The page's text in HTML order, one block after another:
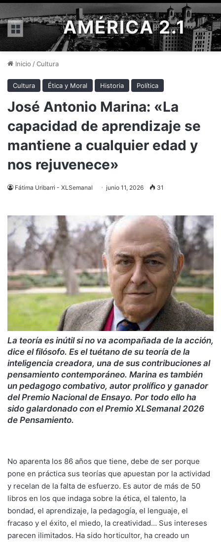
Menú AMÉRICA 2.1
Inicio /Cultura
Cultura Ética y Moral Historia Política
José Antonio Marina: «La
capacidad de aprendizaje se
mantiene a cualquier edad y
nos rejuvenece»
Fátima Uribarri - XLSemanal junio 11, 2026 31
La teoría es inútil si no va acompañada de la acción,
dice el filósofo. Es el tuétano de su teoría de la
inteligencia creadora, una de sus contribuciones al
pensamiento contemporáneo. Marina es también
un pedagogo combativo, autor prolífico y ganador
del Premio Nacional de Ensayo. Por todo ello ha
sido galardonado con el Premio XLSemanal 2026
de Pensamiento.
No aparenta los 86 años que tiene, debe de ser porque
pone en práctica sus teorías que apuestan por la actividad
y recelan de la falta de esfuerzo. Es autor de más de 50
libros en los que indaga sobre la ética, el talento, la
bondad, el aprendizaje, la pedagogía, el lenguaje, el
fracaso y el éxito, el miedo, la creatividad… Sus intereses
parecen ilimitados. Ha sido horticultor, ha creado un